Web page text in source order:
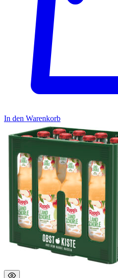
In den Warenkorb